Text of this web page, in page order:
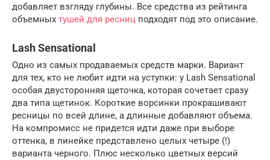
добавляет взгляду глубины. Все средства из рейтинга
объемных тушей для ресниц подходят под это описание.
Lash Sensational
Одно из самых продаваемых средств марки. Вариант
для тех, кто не любит идти на уступки: у Lash Sensational
особая двусторонняя щеточка, которая сочетает сразу
два типа щетинок. Короткие ворсинки прокрашивают
ресницы по всей длине, а длинные добавляют объема.
На компромисс не придется идти даже при выборе
оттенка, в линейке представлено целых четыре (!)
варианта черного. Плюс несколько цветных версий